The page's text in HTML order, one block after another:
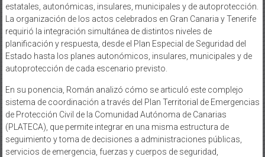
estatales, autonómicas, insulares, municipales y de autoprotección.
La organización de los actos celebrados en Gran Canaria y Tenerife
requirió la integración simultánea de distintos niveles de
planificación y respuesta, desde el Plan Especial de Seguridad del
Estado hasta los planes autonómicos, insulares, municipales y de
autoprotección de cada escenario previsto.
En su ponencia, Román analizó cómo se articuló este complejo
sistema de coordinación a través del Plan Territorial de Emergencias
de Protección Civil de la Comunidad Autónoma de Canarias
(PLATECA), que permite integrar en una misma estructura de
seguimiento y toma de decisiones a administraciones públicas,
servicios de emergencia, fuerzas y cuerpos de seguridad,